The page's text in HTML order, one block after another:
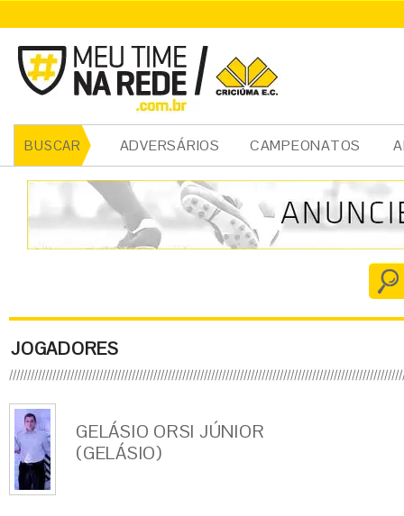
BUSCAR ADVERSÁRIOS CAMPEONATOS
JOGADORES
GELÁSIO ORSI JÚNIOR
(GELÁSIO)